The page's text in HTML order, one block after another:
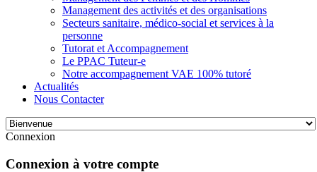
Management des activités et des organisations
Secteurs sanitaire, médico-social et services à la
personne
Tutorat et Accompagnement
Le PPAC Tuteur-e
Notre accompagnement VAE 100% tutoré
Actualités
Nous Contacter
Connexion
Connexion à votre compte